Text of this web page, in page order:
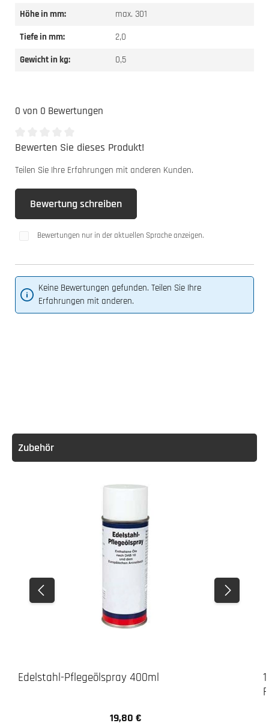
Höhe in mm:
max. 301
Tiefe in mm:
2,0
Gewicht in kg:
0,5
0 von 0 Bewertungen
Durchschnittliche Bewertung von 0 von 5 Sternen
Bewerten Sie dieses Produkt!
Teilen Sie Ihre Erfahrungen mit anderen Kunden.
Bewertung schreiben
Bewertungen nur in der aktuellen Sprache anzeigen.
Keine Bewertungen gefunden. Teilen Sie Ihre
Erfahrungen mit anderen.
Zubehör
Edelstahl-Pflegeölspray 400ml
Regulärer Preis:
19,80 €